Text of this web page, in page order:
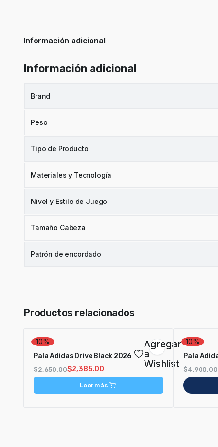
Información adicional
Información adicional
Brand
Peso
Tipo de Producto
Materiales y Tecnología
Nivel y Estilo de Juego
Tamaño Cabeza
Patrón de encordado
Productos relacionados
10%
Agregar
a
Wishlist
Pala Adidas Drive Black 2026
$2,650.00$2,385.00
Leer más
10%
Pala
$4,900.00